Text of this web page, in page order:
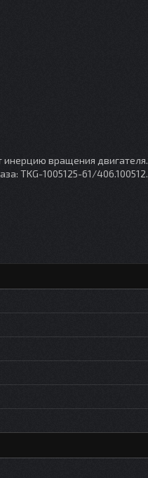
инерцию вращения двигателя.
TKG-1005125-61/406.100512.